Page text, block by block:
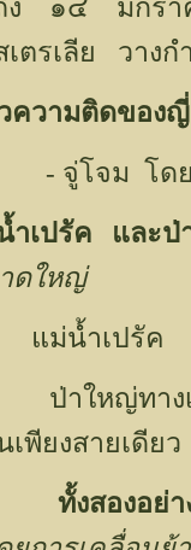
ง ๑๔ มกรา
เตรเลีย วางก
ความติดของ
โจม โดยกา
ำเปรัค และป่
ดใหญ่
น้ำเปรัค เค
ใหญ่ทางเหนื
เพียงสายเดีย
ทั้งสองอย่